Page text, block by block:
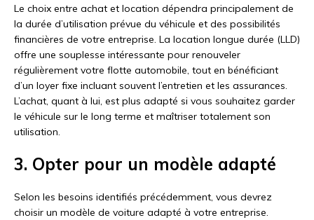
Le choix entre achat et location dépendra principalement de
la durée d’utilisation prévue du véhicule et des possibilités
financières de votre entreprise. La location longue durée (LLD)
offre une souplesse intéressante pour renouveler
régulièrement votre flotte automobile, tout en bénéficiant
d’un loyer fixe incluant souvent l’entretien et les assurances.
L’achat, quant à lui, est plus adapté si vous souhaitez garder
le véhicule sur le long terme et maîtriser totalement son
utilisation.
3. Opter pour un modèle adapté
Selon les besoins identifiés précédemment, vous devrez
choisir un modèle de voiture adapté à votre entreprise.